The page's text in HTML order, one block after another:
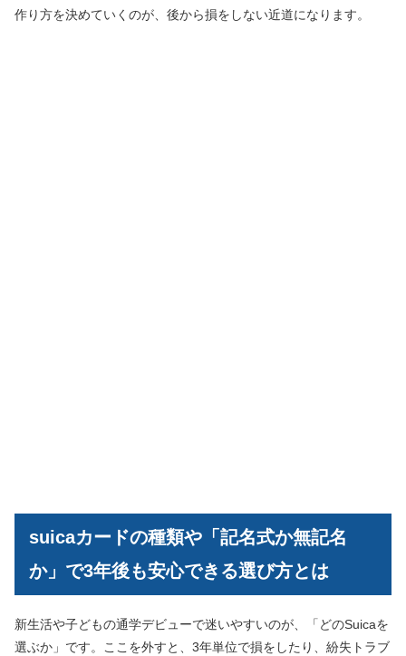
作り方を決めていくのが、後から損をしない近道になります。
suicaカードの種類や「記名式か無記名
か」で3年後も安心できる選び方とは
新生活や子どもの通学デビューで迷いやすいのが、「どのSuicaを
選ぶか」です。ここを外すと、3年単位で損をしたり、紛失トラブ